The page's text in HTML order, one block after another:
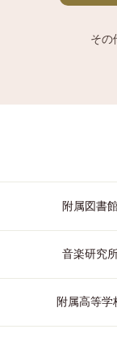
その
附属図書
音楽研究
附属高等学